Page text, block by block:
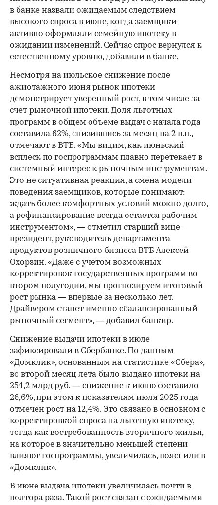
в банке назвали ожидаемым следствием
высокого спроса в июне, когда заемщики
активно оформляли семейную ипотеку в
ожидании изменений. Сейчас спрос вернулся к
естественному уровню, добавили в банке.
Несмотря на июльское снижение после
ажиотажного июня рынок ипотеки
демонстрирует уверенный рост, в том числе за
счет рыночной ипотеки. Доля льготных
программ в общем объеме выдач с начала года
составила 62%, снизившись за месяц на 2 п.п.,
отмечают в ВТБ. «Мы видим, как июньский
всплеск по госпрограммам плавно перетекает в
системный интерес к рыночным инструментам.
Это не ситуативная реакция, а смена модели
поведения заемщиков, которые понимают:
ждать более комфортных условий можно долго,
а рефинансирование всегда остается рабочим
инструментом», — отметил старший вице-
президент, руководитель департамента
продуктов розничного бизнеса ВТБ Алексей
Охорзин. «Даже с учетом возможных
корректировок государственных программ во
втором полугодии, мы прогнозируем итоговый
рост рынка — впервые за несколько лет.
Драйвером станет именно сбалансированный
рыночный сегмент», — добавил банкир.
Снижение выдачи ипотеки в июле
зафиксировали в Сбербанке. По данным
«Домклик», основанным на статистике «Сбера»,
во второй месяц лета было выдано ипотеки на
254,2 млрд руб. — снижение к июню составило
26,6%, при этом к показателям июля 2025 года
отмечен рост на 12,4%. Это связано в основном с
корректировкой спроса на льготную ипотеку,
тогда как востребованность вторичного жилья,
на которое в значительно меньшей степени
влияют госпрограммы, увеличилась, пояснили в
«Домклик».
В июне выдача ипотеки увеличилась почти в
полтора раза. Такой рост связан с ожидаемыми